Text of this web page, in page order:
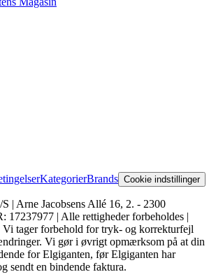
KategorierBrands Cookie indstillinger
| Arne Jacobsens Allé 16, 2. - 2300
17237977 | Alle rettigheder forbeholdes |
Vi tager forbehold for tryk- og korrekturfejl
Vi gør i øvrigt opmærksom på at din
for Elgiganten, før Elgiganten har
sendt en bindende faktura.